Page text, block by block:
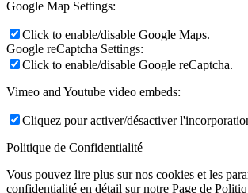
Google Map Settings:
Click to enable/disable Google Maps.
Google reCaptcha Settings:
Click to enable/disable Google reCaptcha.
Vimeo and Youtube video embeds:
Cliquez pour activer/désactiver
Politique de Confidentialité
Vous pouvez lire plus sur nos cookies et les
confidentialité en détail sur notre Page de